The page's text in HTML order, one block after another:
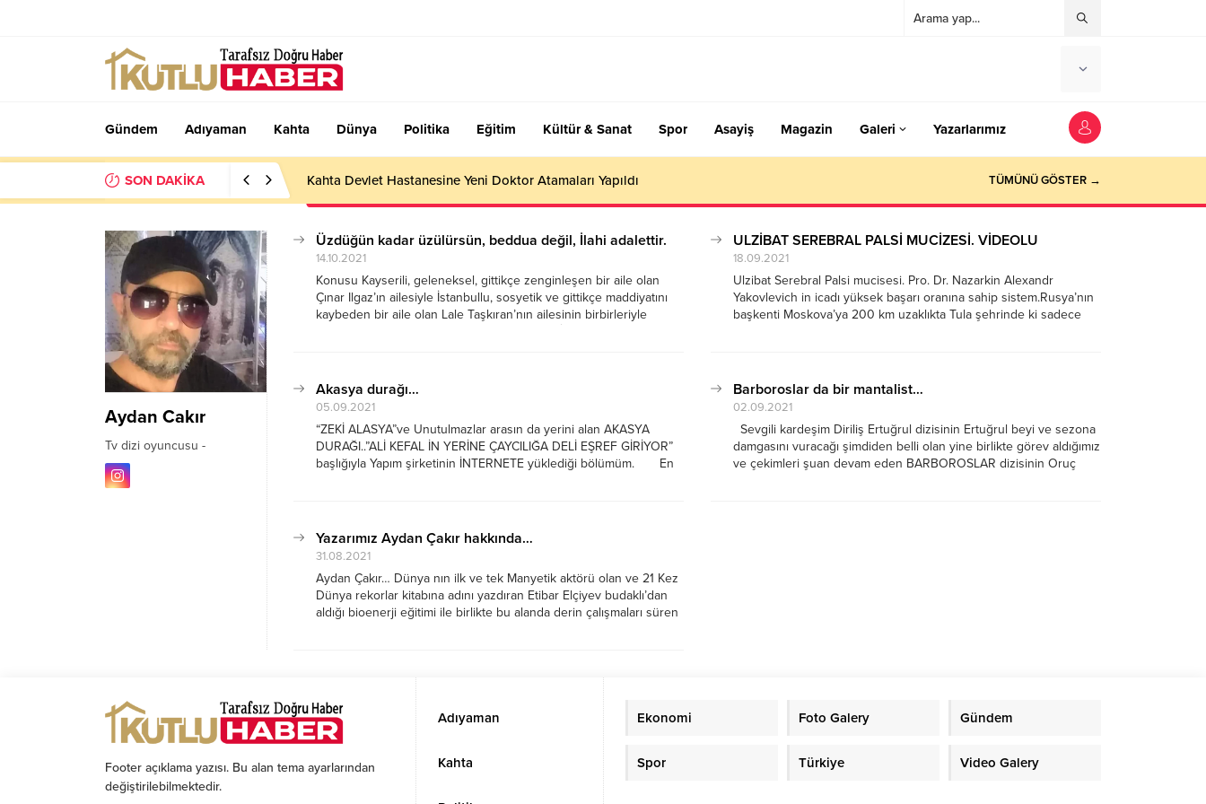
Gündem Adıyaman Kahta Dünya Politika Eğitim Kültür & Sanat Spor Asayiş Magazin Galeri Yazarlarımız
SON DAKİKA Kahta Devlet Hastanesine Yeni Doktor Atamaları Yapıldı TÜMÜNÜ GÖSTER →
Aydan Cakır
Tv dizi oyuncusu -
Üzdüğün kadar üzülürsün, beddua değil, İlahi adalettir.
14.10.2021
Konusu Kayserili, geleneksel, gittikçe zenginleşen bir aile olan
Çınar Ilgaz’ın ailesiyle İstanbullu, sosyetik ve gittikçe maddiyatını
kaybeden bir aile olan Lale Taşkıran’nın ailesinin birbirleriyle
ULZİBAT SEREBRAL PALSİ MUCİZESİ. VİDEOLU
18.09.2021
Ulzibat Serebral Palsi mucisesi. Pro. Dr. Nazarkin Alexandr
Yakovlevich in icadı yüksek başarı oranına sahip sistem.Rusya’nın
başkenti Moskova’ya 200 km uzaklıkta Tula şehrinde ki sadece
Akasya durağı…
05.09.2021
“ZEKİ ALASYA”ve Unutulmazlar arasın da yerini alan AKASYA
DURAĞI..”ALİ KEFAL İN YERİNE ÇAYCILIĞA DELİ EŞREF GİRİYOR”
başlığıyla Yapım şirketinin İNTERNETE yüklediği bölümüm. En
Barboroslar da bir mantalist…
02.09.2021
Sevgili kardeşim Diriliş Ertuğrul dizisinin Ertuğrul beyi ve sezona
damgasını vuracağı şimdiden belli olan yine birlikte görev aldığımız
ve çekimleri şuan devam eden BARBOROSLAR dizisinin Oruç
Yazarımız Aydan Çakır hakkında…
31.08.2021
Aydan Çakır… Dünya nın ilk ve tek Manyetik aktörü olan ve 21 Kez
Dünya rekorlar kitabına adını yazdıran Etibar Elçiyev budaklı’dan
aldığı bioenerji eğitimi ile birlikte bu alanda derin çalışmaları süren
Footer açıklama yazısı. Bu alan tema ayarlarından
değiştirilebilmektedir.
Adıyaman
Kahta
Ekonomi Foto Galery Gündem
Spor Türkiye Video Galery